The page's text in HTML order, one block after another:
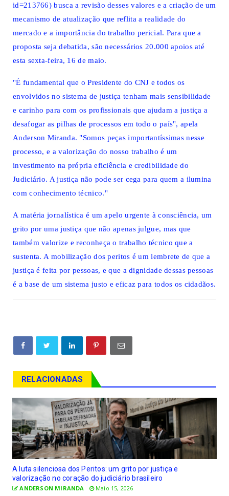
id=213766) busca a revisão desses valores e a criação de um
mecanismo de atualização que reflita a realidade do
mercado e a importância do trabalho pericial. Para que a
proposta seja debatida, são necessários 20.000 apoios até
esta sexta-feira, 16 de maio.
"É fundamental que o Presidente do CNJ e todos os
envolvidos no sistema de justiça tenham mais sensibilidade
e carinho para com os profissionais que ajudam a justiça a
desafogar as pilhas de processos em todo o país", apela
Anderson Miranda. "Somos peças importantíssimas nesse
processo, e a valorização do nosso trabalho é um
investimento na própria eficiência e credibilidade do
Judiciário. A justiça não pode ser cega para quem a ilumina
com conhecimento técnico."
A matéria jornalística é um apelo urgente à consciência, um
grito por uma justiça que não apenas julgue, mas que
também valorize e reconheça o trabalho técnico que a
sustenta. A mobilização dos peritos é um lembrete de que a
justiça é feita por pessoas, e que a dignidade dessas pessoas
é a base de um sistema justo e eficaz para todos os cidadãos.
RELACIONADAS
A luta silenciosa dos Peritos: um grito por justiça e
valorização no coração do judiciário brasileiro
ANDERSON MIRANDA Maio 15, 2026